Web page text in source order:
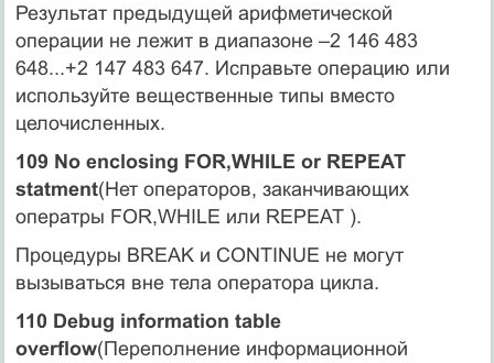
Результат предыдущей арифметической
операции не лежит в диапазоне –2 146 483
648...+2 147 483 647. Исправьте операцию или
используйте вещественные типы вместо
целочисленных.
109 No enclosing FOR,WHILE or REPEAT
statment(Нет операторов, заканчивающих
оператры FOR,WHILE или REPEAT ).
Процедуры BREAK и CONTINUE не могут
вызываться вне тела оператора цикла.
110 Debug information table
overflow(Переполнение информационной